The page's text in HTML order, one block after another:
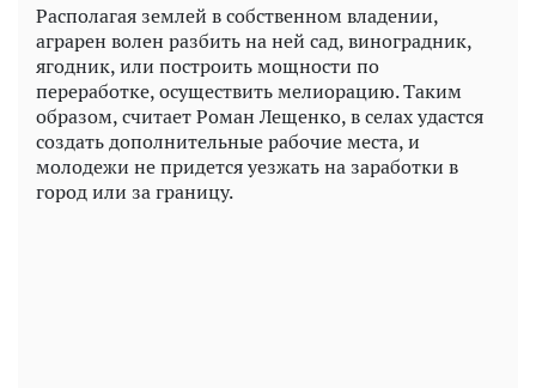
Располагая землей в собственном владении,
аграрен волен разбить на ней сад, виноградник,
ягодник, или построить мощности по
переработке, осуществить мелиорацию. Таким
образом, считает Роман Лещенко, в селах удастся
создать дополнительные рабочие места, и
молодежи не придется уезжать на заработки в
город или за границу.